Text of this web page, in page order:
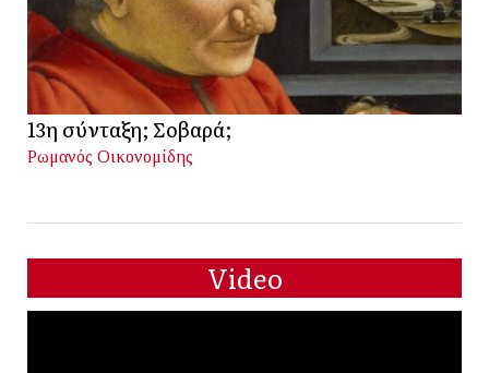
13η σύνταξη; Σοβαρά;
Ρωμανός Οικονομίδης
Video